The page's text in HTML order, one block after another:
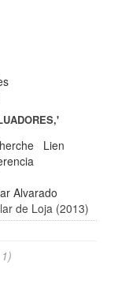
Lien
Alvarado
de Loja (2013)